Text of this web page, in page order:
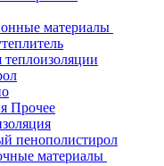
материалы
Прочее
пенополистирол
материалы